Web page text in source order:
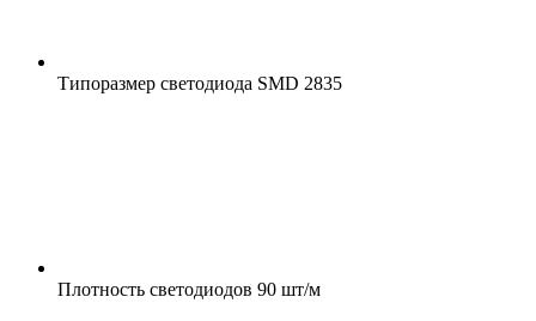
Типоразмер светодиода SMD 2835
Плотность светодиодов 90 шт/м